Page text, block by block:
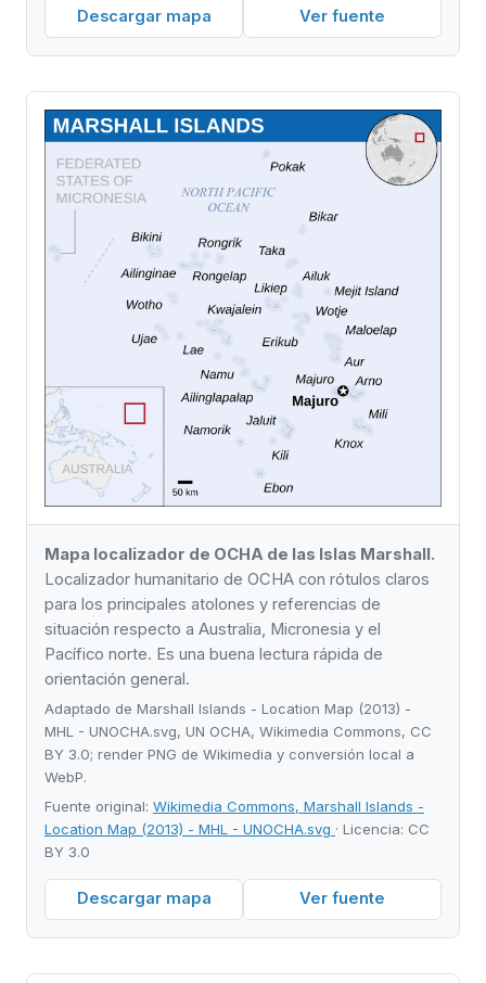
Descargar mapa Ver fuente
Mapa localizador de OCHA de las Islas Marshall.
Localizador humanitario de OCHA con rótulos claros
para los principales atolones y referencias de
situación respecto a Australia, Micronesia y el
Pacífico norte. Es una buena lectura rápida de
orientación general.
Adaptado de Marshall Islands - Location Map (2013) -
MHL - UNOCHA.svg, UN OCHA, Wikimedia Commons, CC
BY 3.0; render PNG de Wikimedia y conversión local a
WebP.
Fuente original: Wikimedia Commons, Marshall Islands -
Location Map (2013) - MHL - UNOCHA.svg · Licencia: CC
BY 3.0
Descargar mapa Ver fuente